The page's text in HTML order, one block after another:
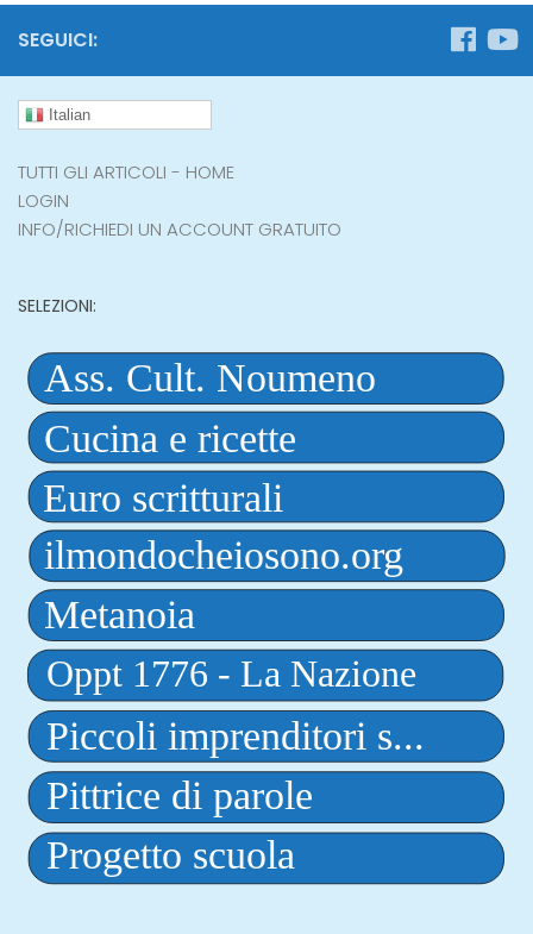
SEGUICI:
Italian
TUTTI GLI ARTICOLI - HOME
LOGIN
INFO/RICHIEDI UN ACCOUNT GRATUITO
SELEZIONI: